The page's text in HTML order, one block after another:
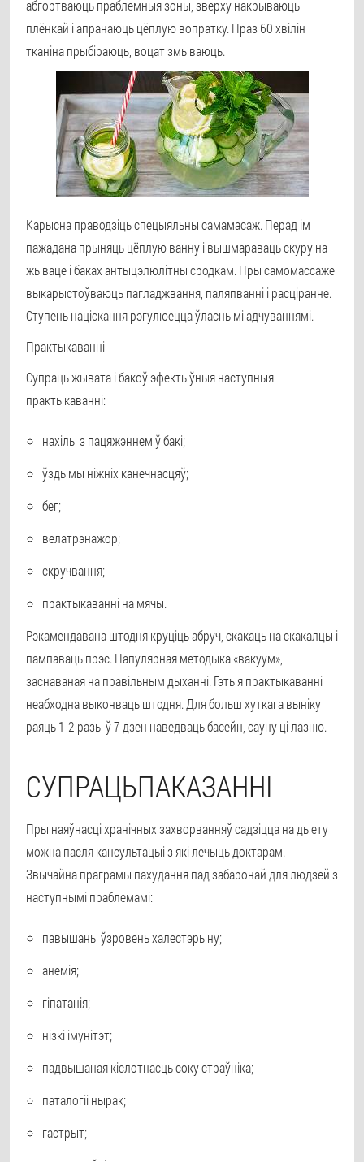
абгортваюць праблемныя зоны, зверху накрываюць
плёнкай і апранаюць цёплую вопратку. Праз 60 хвілін
тканіна прыбіраюць, воцат змываюць.
Карысна праводзіць спецыяльны самамасаж. Перад ім
пажадана прыняць цёплую ванну і вышмараваць скуру на
жываце і баках антыцэлюлітны сродкам. Пры самомассаже
выкарыстоўваюць пагладжвання, паляпванні і расціранне.
Ступень націскання рэгулюецца ўласнымі адчуваннямі.
Практыкаванні
Супраць жывата і бакоў эфектыўныя наступныя
практыкаванні:
нахілы з пацяжэннем ў бакі;
ўздымы ніжніх канечнасцяў;
бег;
велатрэнажор;
скручвання;
практыкаванні на мячы.
Рэкамендавана штодня круціць абруч, скакаць на скакалцы і
пампаваць прэс. Папулярная методыка «вакуум»,
заснаваная на правільным дыханні. Гэтыя практыкаванні
неабходна выконваць штодня. Для больш хуткага выніку
раяць 1-2 разы ў 7 дзен наведваць басейн, сауну ці лазню.
СУПРАЦЬПАКАЗАННІ
Пры наяўнасці хранічных захворванняў садзіцца на дыету
можна пасля кансультацыі з які лечыць доктарам.
Звычайна праграмы пахудання пад забаронай для людзей з
наступнымі праблемамі:
павышаны ўзровень халестэрыну;
анемія;
гіпатанія;
нізкі імунітэт;
падвышаная кіслотнасць соку страўніка;
паталогіі нырак;
гастрыт;